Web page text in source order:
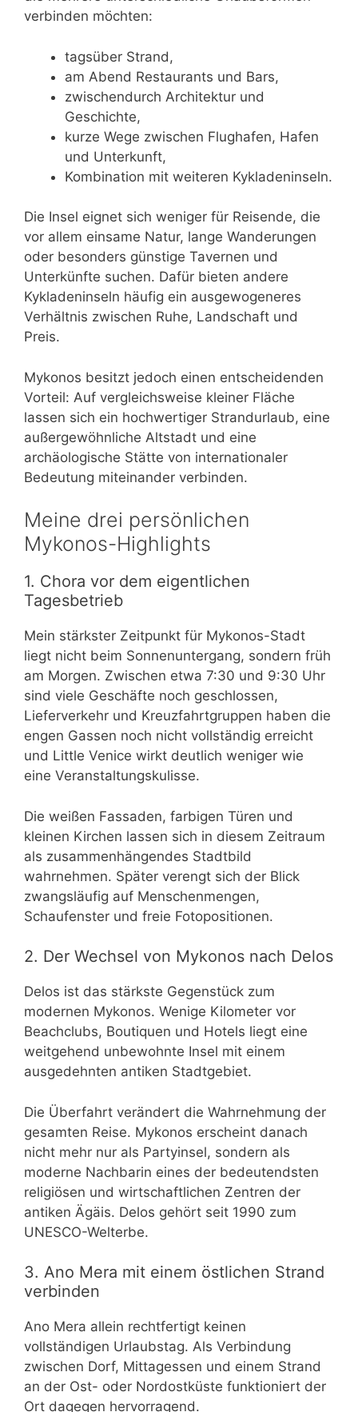
verbinden möchten:
tagsüber Strand,
am Abend Restaurants und Bars,
zwischendurch Architektur und
Geschichte,
kurze Wege zwischen Flughafen, Hafen
und Unterkunft,
Kombination mit weiteren Kykladeninseln.
Die Insel eignet sich weniger für Reisende, die
vor allem einsame Natur, lange Wanderungen
oder besonders günstige Tavernen und
Unterkünfte suchen. Dafür bieten andere
Kykladeninseln häufig ein ausgewogeneres
Verhältnis zwischen Ruhe, Landschaft und
Preis.
Mykonos besitzt jedoch einen entscheidenden
Vorteil: Auf vergleichsweise kleiner Fläche
lassen sich ein hochwertiger Strandurlaub, eine
außergewöhnliche Altstadt und eine
archäologische Stätte von internationaler
Bedeutung miteinander verbinden.
Meine drei persönlichen
Mykonos-Highlights
1. Chora vor dem eigentlichen
Tagesbetrieb
Mein stärkster Zeitpunkt für Mykonos-Stadt
liegt nicht beim Sonnenuntergang, sondern früh
am Morgen. Zwischen etwa 7:30 und 9:30 Uhr
sind viele Geschäfte noch geschlossen,
Lieferverkehr und Kreuzfahrtgruppen haben die
engen Gassen noch nicht vollständig erreicht
und Little Venice wirkt deutlich weniger wie
eine Veranstaltungskulisse.
Die weißen Fassaden, farbigen Türen und
kleinen Kirchen lassen sich in diesem Zeitraum
als zusammenhängendes Stadtbild
wahrnehmen. Später verengt sich der Blick
zwangsläufig auf Menschenmengen,
Schaufenster und freie Fotopositionen.
2. Der Wechsel von Mykonos nach Delos
Delos ist das stärkste Gegenstück zum
modernen Mykonos. Wenige Kilometer vor
Beachclubs, Boutiquen und Hotels liegt eine
weitgehend unbewohnte Insel mit einem
ausgedehnten antiken Stadtgebiet.
Die Überfahrt verändert die Wahrnehmung der
gesamten Reise. Mykonos erscheint danach
nicht mehr nur als Partyinsel, sondern als
moderne Nachbarin eines der bedeutendsten
religiösen und wirtschaftlichen Zentren der
antiken Ägäis. Delos gehört seit 1990 zum
UNESCO-Welterbe.
3. Ano Mera mit einem östlichen Strand
verbinden
Ano Mera allein rechtfertigt keinen
vollständigen Urlaubstag. Als Verbindung
zwischen Dorf, Mittagessen und einem Strand
an der Ost- oder Nordostküste funktioniert der
Ort dagegen hervorragend.